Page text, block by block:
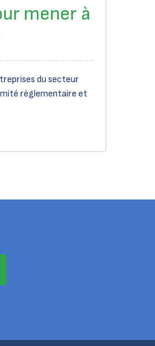
mener à
du secteur
réglementaire et